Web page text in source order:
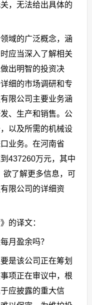
，无法给出具体的
域的广泛概念，涵
应当深入了解相关
出明智的投资决
细的市场调研和专
限公司主要业务涵
、生产和销售。公
以及所需的机械设
业务。在河南省
437260万元，其中
欲了解更多信息，可
限公司的详细资
的译文：
月盈余吗？
是该公司正在筹划
项正在审议中，根
应披露的重大信